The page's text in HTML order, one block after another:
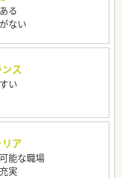
る
ない
ス
い
リア
能な職場
実